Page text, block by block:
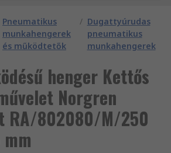
Pneumatikus
munkahengerek
és működtetők
/ Dugattyúrudas
pneumatikus
munkahengerek
henger Kettős
Norgren
RA/802080/M/250